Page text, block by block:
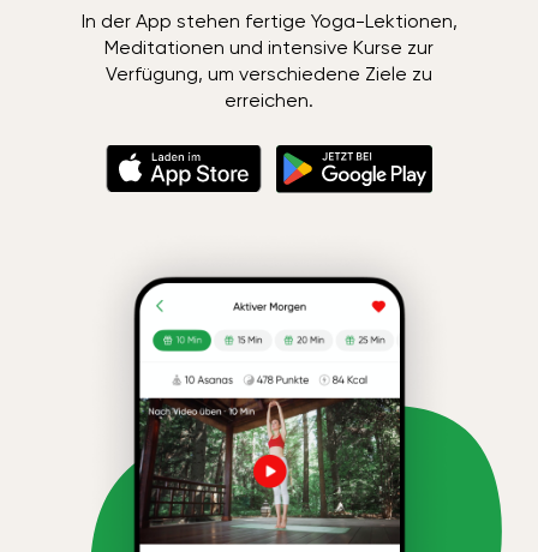
In der App stehen fertige Yoga-Lektionen,
Meditationen und intensive Kurse zur
Verfügung, um verschiedene Ziele zu
erreichen.